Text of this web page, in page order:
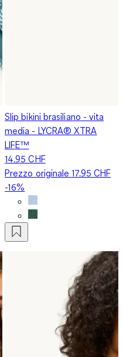
Slip bikini brasiliano - vita
media - LYCRA® XTRA
LIFE™
14.95 CHF
Prezzo originale17.95 CHF
-16%